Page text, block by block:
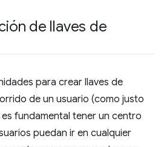
de llaves de
para crear llaves de
de un usuario (como justo
fundamental tener un centro
puedan ir en cualquier